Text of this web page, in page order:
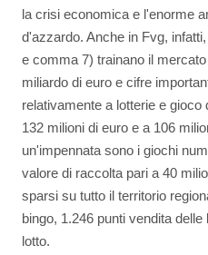
la crisi economica e l'enorme
d'azzardo. Anche in Fvg,
e comma 7) trainano il
miliardo di euro e cifre
relativamente a lotterie e
132 milioni di euro e a 106
un'impennata sono i giochi
valore di raccolta pari a 40
sparsi su tutto il territorio
bingo, 1.246 punti vendita
lotto.